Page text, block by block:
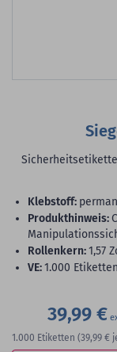
Klebstoff:
Produkthinweis:
Rollenkern:1,57
VE:1.000
39,99 €
1.000 Etiketten (39,99 €